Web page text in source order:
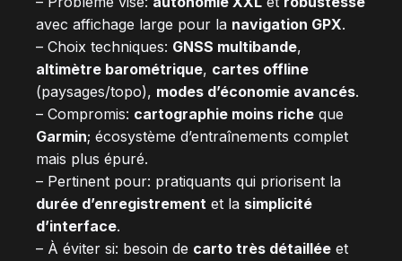
avec affichage large pour la navigation GPX.
– Choix techniques: GNSS multibande,
altimètre barométrique, cartes offline
(paysages/topo), modes d’économie avancés.
– Compromis: cartographie moins riche que
Garmin; écosystème d’entraînements complet
mais plus épuré.
– Pertinent pour: pratiquants qui priorisent la
durée d’enregistrement et la simplicité
d’interface.
– À éviter si: besoin de carto très détaillée et